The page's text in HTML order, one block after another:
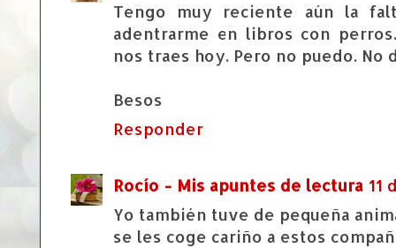
Tengo muy reciente aún la
adentrarme en libros con
nos traes hoy. Pero no puedo. No
Besos
Responder
Rocío - Mis apuntes de lectura 11
Yo también tuve de pequeña
se les coge cariño a estos